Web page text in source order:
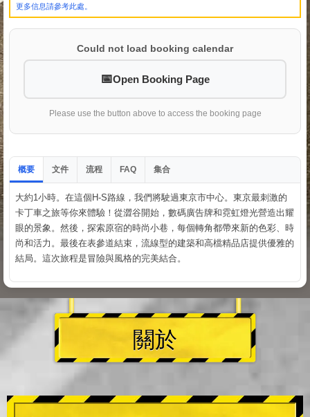
更多信息請參考此處。
Could not load booking calendar
Open Booking Page
Please use the button above to access the booking page
概要 文件 流程 FAQ 集合
大約1小時。在這個H-S路線，我們將駛過東京市中心。東京最刺激的
卡丁車之旅等你來體驗！從澀谷開始，數碼廣告牌和霓虹燈光營造出耀
眼的景象。然後，探索原宿的時尚小巷，每個轉角都帶來新的色彩、時
尚和活力。最後在表參道結束，流線型的建築和高檔精品店提供優雅的
結局。這次旅程是冒險與風格的完美結合。
關於